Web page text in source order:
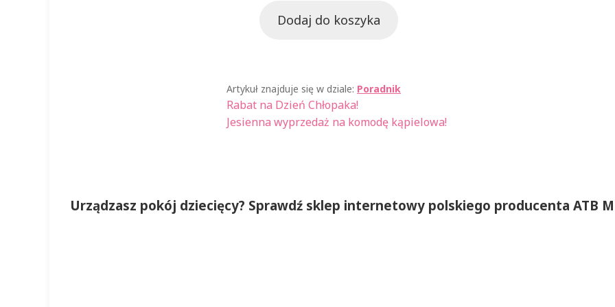
Dodaj do koszyka
Artykuł znajduje się w dziale: Poradnik
Nawigacja
wpisu
Poprzedni
wpis:
Rabat na Dzień Chłopaka!
Następny
Jesienna wyprzedaż na komodę kąpielowa!
Urządzasz pokój dziecięcy? Sprawdź sklep internetowy polskiego producenta ATB